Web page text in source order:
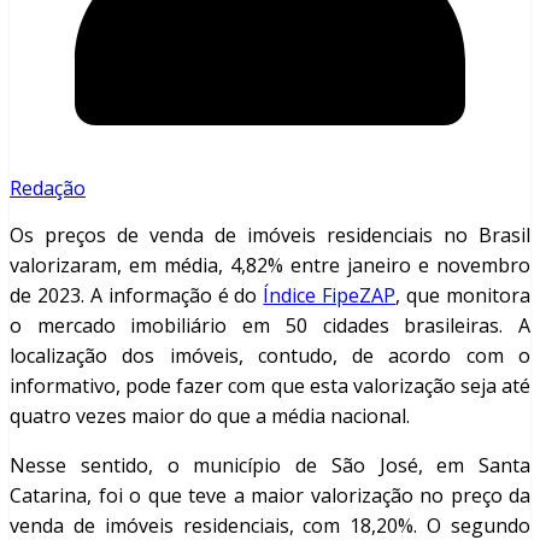
Redação
Os preços de venda de imóveis residenciais no Brasil
valorizaram, em média, 4,82% entre janeiro e novembro
de 2023. A informação é do Índice FipeZAP, que monitora
o mercado imobiliário em 50 cidades brasileiras. A
localização dos imóveis, contudo, de acordo com o
informativo, pode fazer com que esta valorização seja até
quatro vezes maior do que a média nacional.
Nesse sentido, o município de São José, em Santa
Catarina, foi o que teve a maior valorização no preço da
venda de imóveis residenciais, com 18,20%. O segundo